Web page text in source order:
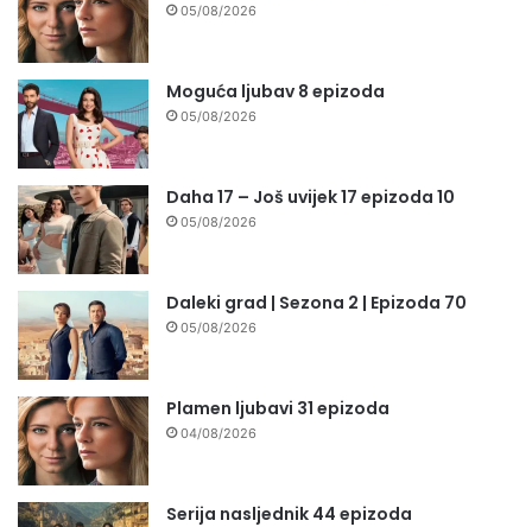
05/08/2026
Moguća ljubav 8 epizoda
05/08/2026
Daha 17 – Još uvijek 17 epizoda 10
05/08/2026
Daleki grad | Sezona 2 | Epizoda 70
05/08/2026
Plamen ljubavi 31 epizoda
04/08/2026
Serija nasljednik 44 epizoda